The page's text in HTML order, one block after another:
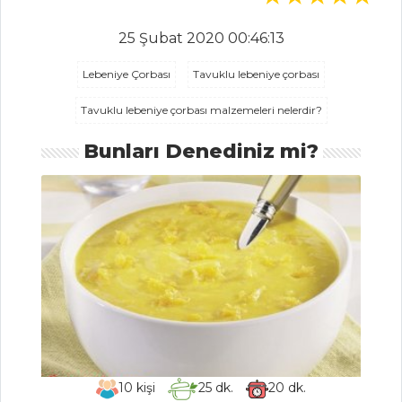
ARMUTLU DANA
TRANÇ
FIRINDA ANTEP
DENİZ SOMONU
Et Yemekleri Tüm
Tarifleri
PASTA VE
TATLILAR
KREM PEYNİRLİ
VE KAYISILI KEK
ÇİLEKLİ ÜÇGEN
25 Şubat 2020 00:46:13
Lebeniye Çorbası Tavuklu lebeniye çorbası
Tavuklu lebeniye çorbası malzemeleri nelerdir?
Bunları Denediniz mi?
10 kişi 25 dk. 20 dk.